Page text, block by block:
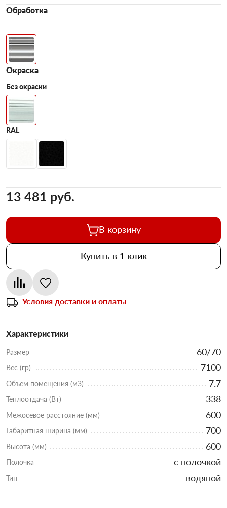
Обработка
Окраска
Без окраски
RAL
13 481 pуб.
В корзину
Купить в 1 клик
Условия доставки и оплаты
Характеристики
Размер 60/70
Вес (гр) 7100
Объем помещения (м3) 7.7
Теплоотдача (Вт) 338
Межосевое расстояние (мм) 600
Габаритная ширина (мм) 700
Высота (мм) 600
Полочка с полочкой
Тип водяной